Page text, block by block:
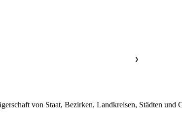
von Staat, Bezirken, Landkreisen, Städten
❯